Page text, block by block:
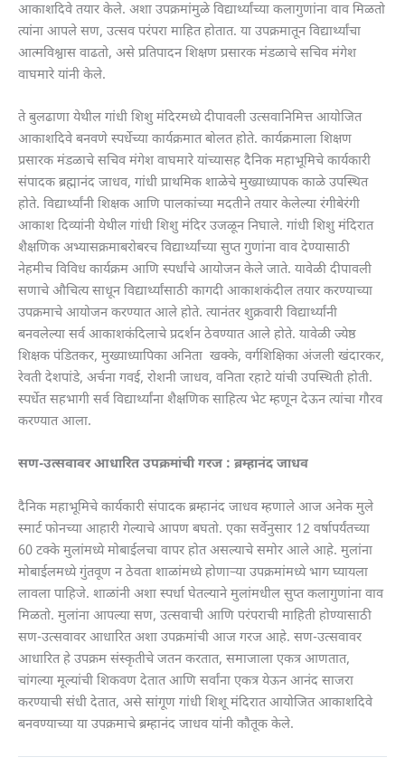
आकाशदिवे तयार केले. अशा उपक्रमांमुळे विद्यार्थ्यांच्या कलागुणांना वाव मिळतो
त्यांना आपले सण, उत्सव परंपरा माहित होतात. या उपक्रमातून विद्यार्थ्यांचा
आत्मविश्वास वाढतो, असे प्रतिपादन शिक्षण प्रसारक मंडळाचे सचिव मंगेश
वाघमारे यांनी केले.
ते बुलढाणा येथील गांधी शिशु मंदिरमध्ये दीपावली उत्सवानिमित्त आयोजित
आकाशदिवे बनवणे स्पर्धेच्या कार्यक्रमात बोलत होते. कार्यक्रमाला शिक्षण
प्रसारक मंडळाचे सचिव मंगेश वाघमारे यांच्यासह दैनिक महाभूमिचे कार्यकारी
संपादक ब्रह्मानंद जाधव, गांधी प्राथमिक शाळेचे मुख्याध्यापक काळे उपस्थित
होते. विद्यार्थ्यांनी शिक्षक आणि पालकांच्या मदतीने तयार केलेल्या रंगीबेरंगी
आकाश दिव्यांनी येथील गांधी शिशु मंदिर उजळून निघाले. गांधी शिशु मंदिरात
शैक्षणिक अभ्यासक्रमाबरोबरच विद्यार्थ्यांच्या सुप्त गुणांना वाव देण्यासाठी
नेहमीच विविध कार्यक्रम आणि स्पर्धांचे आयोजन केले जाते. यावेळी दीपावली
सणाचे औचित्य साधून विद्यार्थ्यांसाठी कागदी आकाशकंदील तयार करण्याच्या
उपक्रमाचे आयोजन करण्यात आले होते. त्यानंतर शुक्रवारी विद्यार्थ्यांनी
बनवलेल्या सर्व आकाशकंदिलाचे प्रदर्शन ठेवण्यात आले होते. यावेळी ज्येष्ठ
शिक्षक पंडितकर, मुख्याध्यापिका अनिता खक्के, वर्गशिक्षिका अंजली खंदारकर,
रेवती देशपांडे, अर्चना गवई, रोशनी जाधव, वनिता रहाटे यांची उपस्थिती होती.
स्पर्धेत सहभागी सर्व विद्यार्थ्यांना शैक्षणिक साहित्य भेट म्हणून देऊन त्यांचा गौरव
करण्यात आला.
सण-उत्सवावर आधारित उपक्रमांची गरज : ब्रम्हानंद जाधव
दैनिक महाभूमिचे कार्यकारी संपादक ब्रम्हानंद जाधव म्हणाले आज अनेक मुले
स्मार्ट फोनच्या आहारी गेल्याचे आपण बघतो. एका सर्वेनुसार 12 वर्षापर्यंतच्या
60 टक्के मुलांमध्ये मोबाईलचा वापर होत असल्याचे समोर आले आहे. मुलांना
मोबाईलमध्ये गुंतवूण न ठेवता शाळांमध्ये होणाऱ्या उपक्रमांमध्ये भाग घ्यायला
लावला पाहिजे. शाळांनी अशा स्पर्धा घेतल्याने मुलांमधील सुप्त कलागुणांना वाव
मिळतो. मुलांना आपल्या सण, उत्सवाची आणि परंपराची माहिती होण्यासाठी
सण-उत्सवावर आधारित अशा उपक्रमांची आज गरज आहे. सण-उत्सवावर
आधारित हे उपक्रम संस्कृतीचे जतन करतात, समाजाला एकत्र आणतात,
चांगल्या मूल्यांची शिकवण देतात आणि सर्वांना एकत्र येऊन आनंद साजरा
करण्याची संधी देतात, असे सांगूण गांधी शिशू मंदिरात आयोजित आकाशदिवे
बनवण्याच्या या उपक्रमाचे ब्रम्हानंद जाधव यांनी कौतूक केले.